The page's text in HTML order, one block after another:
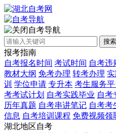
自考导航
搜索
报考指南
自考报名时间 考试时间 自考违
教材大纲 免考办理 转考办理
训 学位申请 专升本 考生服务平
考考试计划 自考实践毕业 自考
历年真题 自考串讲笔记 自考考
信息 自考培训课程 免费视频领
湖北地区自考